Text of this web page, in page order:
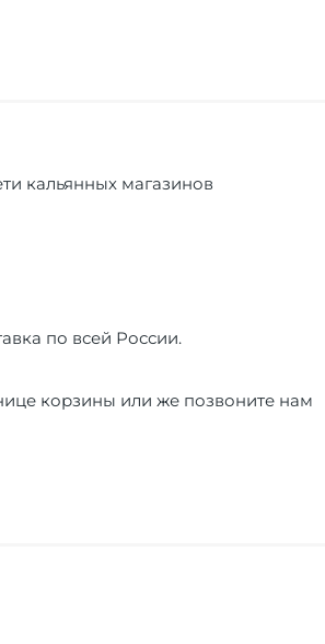
кальянных магазинов
по всей России.
корзины или же позвоните нам